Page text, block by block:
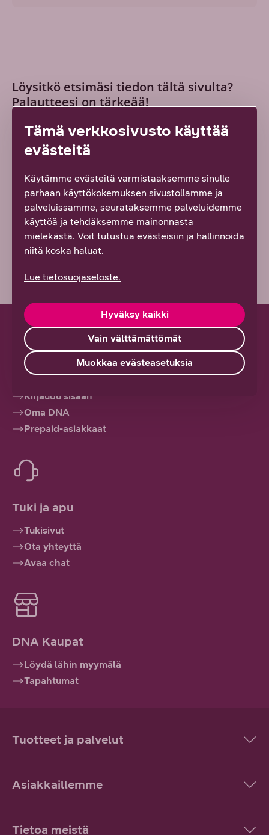
Löysitkö etsimäsi tiedon tältä sivulta?
Palautteesi on tärkeää!
Kyllä löysin
Osittain
En lainkaan
Vähän epäselvää
Hallinnoi palveluitasi
Kirjaudu sisään
Oma DNA
Prepaid-asiakkaat
Tuki ja apu
Tukisivut
Ota yhteyttä
Avaa chat
DNA Kaupat
Löydä lähin myymälä
Tapahtumat
Tuotteet ja palvelut
Asiakkaillemme
Tietoa meistä
Tämä verkkosivusto käyttää
evästeitä
Käytämme evästeitä varmistaaksemme sinulle
parhaan käyttökokemuksen sivustollamme ja
palveluissamme, seurataksemme palveluidemme
käyttöä ja tehdäksemme mainonnasta
mielekästä. Voit tutustua evästeisiin ja hallinnoida
niitä koska haluat.
Lue tietosuojaseloste.
Vain välttämättömät
Hyväksy kaikki
Muokkaa evästeasetuksia